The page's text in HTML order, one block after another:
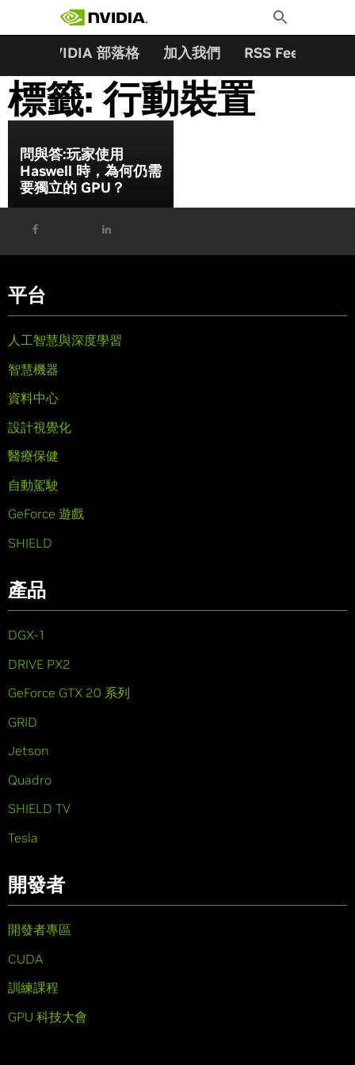
Toggle
Search
NVIDIA 部落格 加入我們 RSS Feeds
標籤:行動裝置
問與答:玩家使用
Haswell 時，為何仍需
要獨立的 GPU？
平台
人工智慧與深度學習
智慧機器
資料中心
設計視覺化
醫療保健
自動駕駛
GeForce 遊戲
SHIELD
產品
DGX-1
DRIVE PX2
GeForce GTX 20 系列
GRID
Jetson
Quadro
SHIELD TV
Tesla
開發者
開發者專區
CUDA
訓練課程
GPU 科技大會